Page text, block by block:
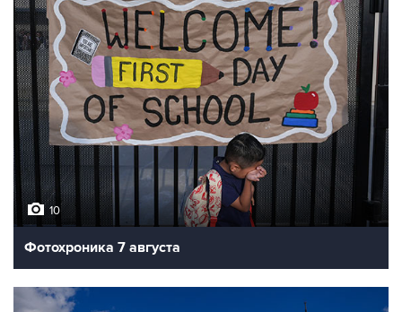
10
Фотохроника 7 августа